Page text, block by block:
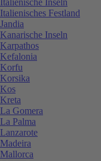
Italienisches Festland
Jandia
Kanarische Inseln
Karpathos
Kefalonia
Korfu
Korsika
Kos
Kreta
La Gomera
La Palma
Lanzarote
Madeira
Mallorca